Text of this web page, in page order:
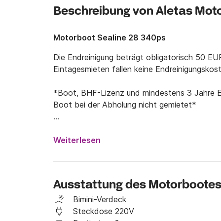
Beschreibung von Aletas
Motorboot Sealine 28 340ps
Die Endreinigung beträgt obligatorisch 50
Eintagesmieten fallen keine
*Boot, BHF-Lizenz und mindestens 3 Jahre
Boot bei der Abholung nicht gemietet*
Ihren Freunden und Ihrer Familie. Es bietet
brauchen. Es gibt ein Biminitop, einen
können. Das Boot hat eine Dusche und eine
Traumurlaub.
Weiterlesen
Ausstattung des Motorbootes
Bimini-Verdeck
Steckdose 220V